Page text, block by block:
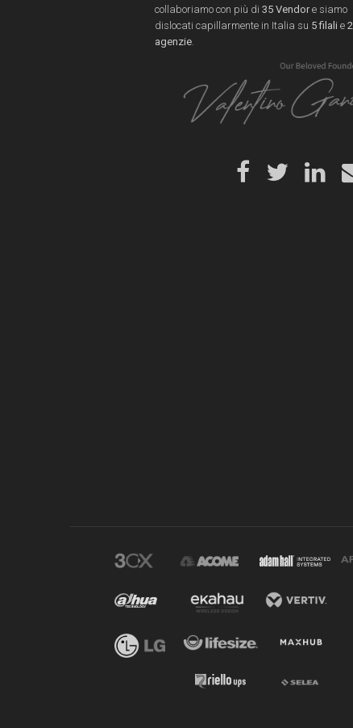
collaboriamo con più di 35 Vendore siamo
dislocati capillarmente in Italia su 5 filali e 2
agenzie